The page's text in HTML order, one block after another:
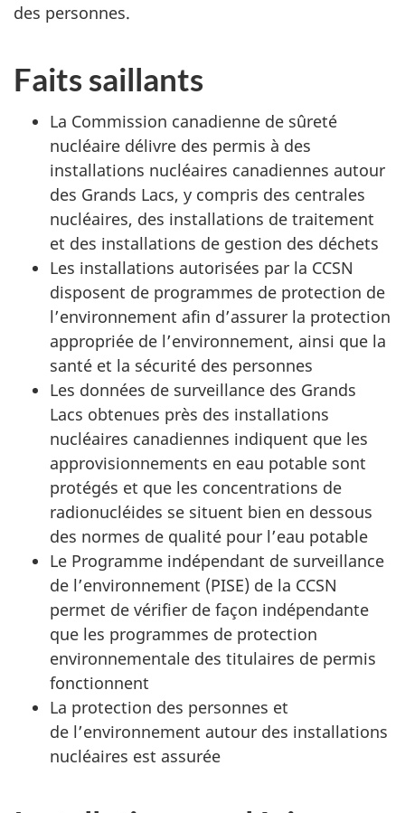
des personnes.
Faits saillants
La Commission canadienne de sûreté
nucléaire délivre des permis à des
installations nucléaires canadiennes autour
des Grands Lacs, y compris des centrales
nucléaires, des installations de traitement
et des installations de gestion des déchets
Les installations autorisées par la CCSN
disposent de programmes de protection de
l’environnement afin d’assurer la protection
appropriée de l’environnement, ainsi que la
santé et la sécurité des personnes
Les données de surveillance des Grands
Lacs obtenues près des installations
nucléaires canadiennes indiquent que les
approvisionnements en eau potable sont
protégés et que les concentrations de
radionucléides se situent bien en dessous
des normes de qualité pour l’eau potable
Le Programme indépendant de surveillance
de l’environnement (PISE) de la CCSN
permet de vérifier de façon indépendante
que les programmes de protection
environnementale des titulaires de permis
fonctionnent
La protection des personnes et
de l’environnement autour des installations
nucléaires est assurée